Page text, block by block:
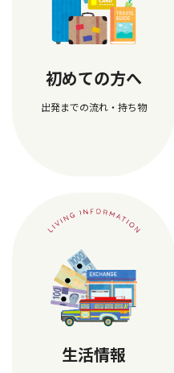
初めての方へ
出発までの流れ・持ち物
生活情報